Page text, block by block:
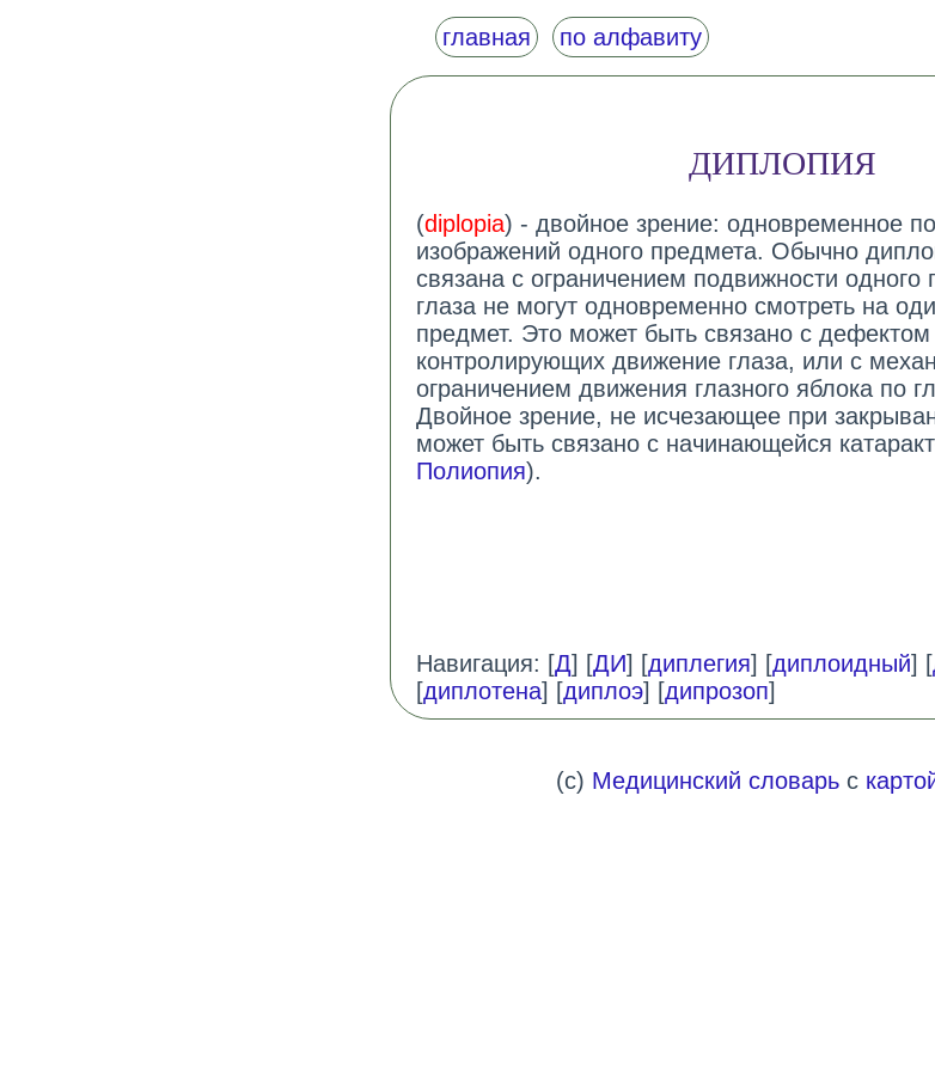
главная по алфавиту
ДИПЛОПИЯ
(diplopia) - двойное зрение: одновременное
изображений одного предмета. Обычно
связана с ограничением подвижности одного
глаза не могут одновременно смотреть на
предмет. Это может быть связано с
контролирующих движение глаза, или с
ограничением движения глазного яблока по
Двойное зрение, не исчезающее при
может быть связано с начинающейся
Полиопия).
Навигация: [Д] [ДИ] [диплегия] [диплоидный] [
[диплотена] [диплоэ] [дипрозоп]
(c) Медицинский словарьс